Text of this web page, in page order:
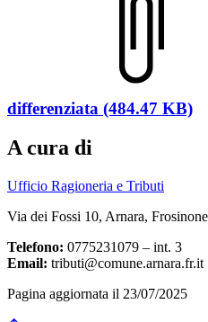
differenziata (484.47 KB)
A cura di
Ufficio Ragioneria e Tributi
Via dei Fossi 10, Arnara,
Telefono: 0775231079 – int. 3
Email: tributi@comune.arnara.fr.it
Pagina aggiornata il 23/07/2025